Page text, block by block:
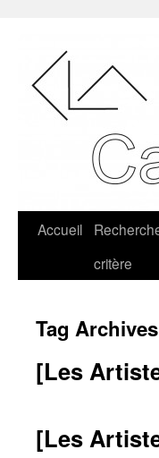
Accueil
critère
Tag
[Les
[Les